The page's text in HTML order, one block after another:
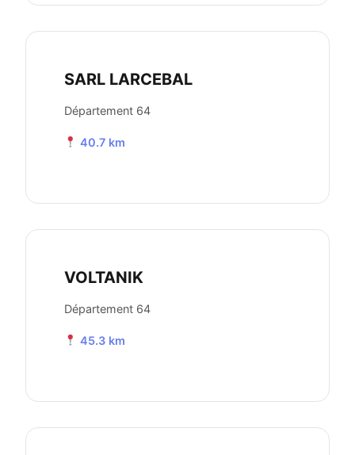
SARL LARCEBAL
Département 64
40.7 km
VOLTANIK
Département 64
45.3 km